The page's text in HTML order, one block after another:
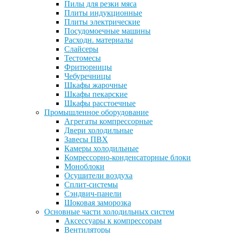
Пилы для резки мяса
Плиты индукционные
Плиты электрические
Посудомоечные машины
Расходн. материалы
Слайсеры
Тестомесы
Фритюрницы
Чебуречницы
Шкафы жарочные
Шкафы пекарские
Шкафы расстоечные
Промышленное оборудование
Агрегаты компрессорные
Двери холодильные
Завесы ПВХ
Камеры холодильные
Комрессорно-конденсаторные блоки
Моноблоки
Осушители воздуха
Сплит-системы
Сэндвич-панели
Шоковая заморозка
Основные части холодильных систем
Аксессуары к компрессорам
Вентиляторы